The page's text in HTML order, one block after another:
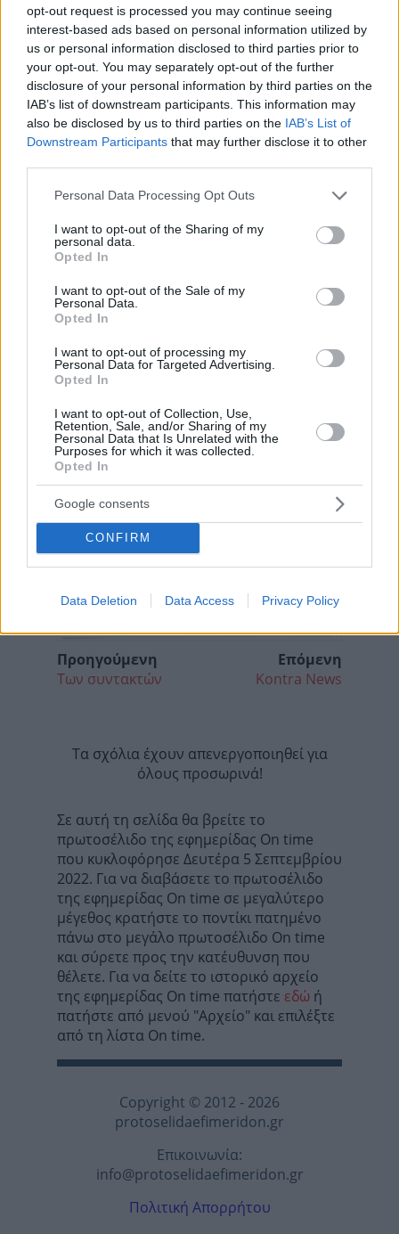
opt-out request is processed you may continue seeing
interest-based ads based on personal information utilized by
us or personal information disclosed to third parties prior to
your opt-out. You may separately opt-out of the further
disclosure of your personal information by third parties on the
IAB’s list of downstream participants. This information may
also be disclosed by us to third parties on the IAB’s List of
Downstream Participants that may further disclose it to other
Please note that this website/app uses one or more Google
not limited to your visit or usage behaviour. You may click to
grant or deny consent to Google and its third-party tags to
use your data for below specified purposes in below Google
consent section.
Personal Data Processing Opt Outs
I want to opt-out of the Sharing of my
personal data.
Opted In
I want to opt-out of the Sale of my
Personal Data.
Opted In
I want to opt-out of processing my
Personal Data for Targeted Advertising.
Opted In
I want to opt-out of Collection, Use,
Retention, Sale, and/or Sharing of my
Personal Data that Is Unrelated with the
Purposes for which it was collected.
Opted In
Google consents
CONFIRM
Data Deletion Data Access Privacy Policy
Κοινοποιήστε
Προηγούμενη
Των συντακτών
Επόμενη
Kontra News
Τα σχόλια έχουν απενεργοποιηθεί για
όλους προσωρινά!
Σε αυτή τη σελίδα θα βρείτε το
πρωτοσέλιδο της εφημερίδας On time
που κυκλοφόρησε Δευτέρα 5 Σεπτεμβρίου
2022. Για να διαβάσετε το πρωτοσέλιδο
της εφημερίδας On time σε μεγαλύτερο
μέγεθος κρατήστε το ποντίκι πατημένο
πάνω στο μεγάλο πρωτοσέλιδο On time
και σύρετε προς την κατέυθυνση που
θέλετε. Για να δείτε το ιστορικό αρχείο
της εφημερίδας On time πατήστε εδώ ή
πατήστε από μενού "Αρχείο" και επιλέξτε
από τη λίστα On time.
Copyright © 2012 - 2026
protoselidaefimeridon.gr
Επικοινωνία:
info@protoselidaefimeridon.gr
Πολιτική Απορρήτου